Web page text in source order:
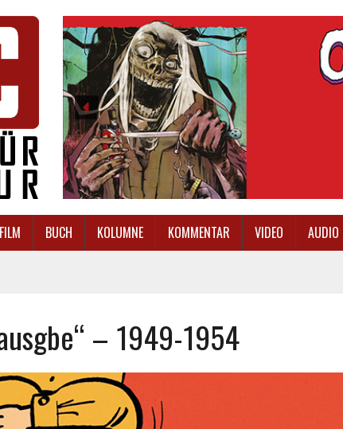
FILM BUCH KOLUMNE KOMMENTAR VIDEO AUDIO
– 1949-1954